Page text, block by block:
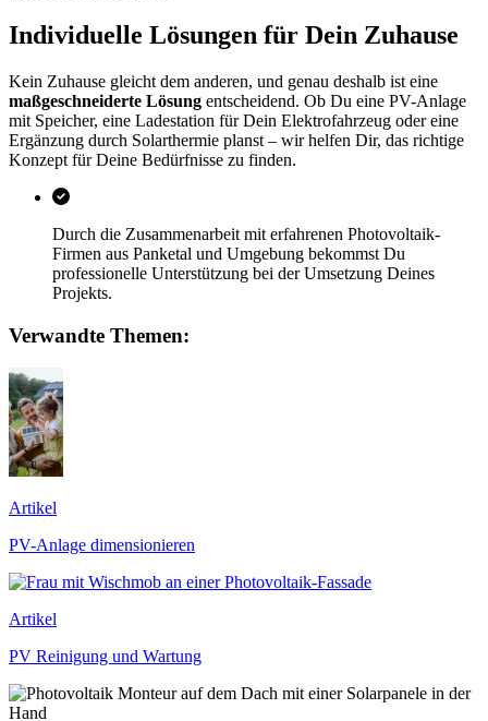
Individuelle Lösungen für Dein Zuhause
Kein Zuhause gleicht dem anderen, und genau deshalb ist eine
maßgeschneiderte Lösung entscheidend. Ob Du eine PV-Anlage
mit Speicher, eine Ladestation für Dein Elektrofahrzeug oder eine
Ergänzung durch Solarthermie planst – wir helfen Dir, das richtige
Konzept für Deine Bedürfnisse zu finden.
Durch die Zusammenarbeit mit erfahrenen Photovoltaik-
Firmen aus Panketal und Umgebung bekommst Du
professionelle Unterstützung bei der Umsetzung Deines
Projekts.
Verwandte Themen:
Artikel
PV-Anlage dimensionieren
Artikel
PV Reinigung und Wartung